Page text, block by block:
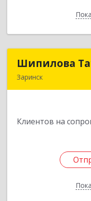
Шипилова
Заринск
Клиентов на
Шипилова